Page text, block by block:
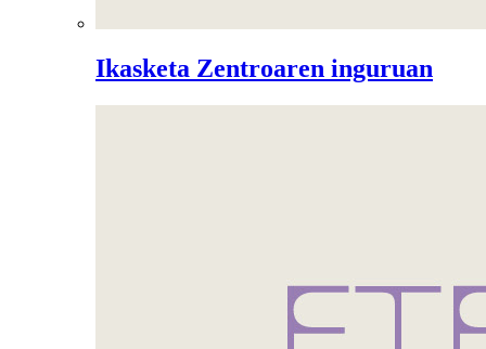
Ikasketa Zentroaren inguruan